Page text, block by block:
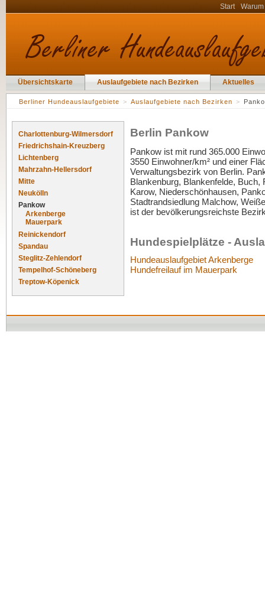
Start
Charlottenburg-Wilmersdorf
Friedrichshain-Kreuzberg
Lichtenberg
Mahrzahn-Hellersdorf
Mitte
Neukölln
Pankow
Arkenberge
Mauerpark
Reinickendorf
Spandau
Steglitz-Zehlendorf
Tempelhof-Schöneberg
Treptow-Köpenick
Übersichtskarte Auslaufgebiete nach Bezirken Aktuelles
Berliner Hundeauslaufgebiete > Auslaufgebiete nach Bezirken >
Berlin Pankow
Pankow ist mit rund 365.000
3550 Einwohner/km² und einer
Verwaltungsbezirk von Berlin.
Blankenburg, Blankenfelde,
Karow, Niederschönhausen,
Stadtrandsiedlung Malchow,
ist der bevölkerungsreichste
Hundespielplätze -
Hundeauslaufgebiet Arkenberge
Hundefreilauf im Mauerpark